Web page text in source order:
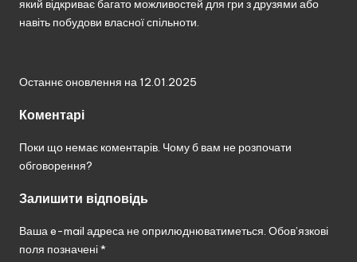
який відкриває багато можливостей для гри з друзями або
навіть побудови власної спільноти.
Останнє оновлення на 12.01.2025
Коментарі
Поки що немає коментарів. Чому б вам не розпочати
обговорення?
Залишити відповідь
Ваша e-mail адреса не оприлюднюватиметься. Обов’язкові
поля позначені*